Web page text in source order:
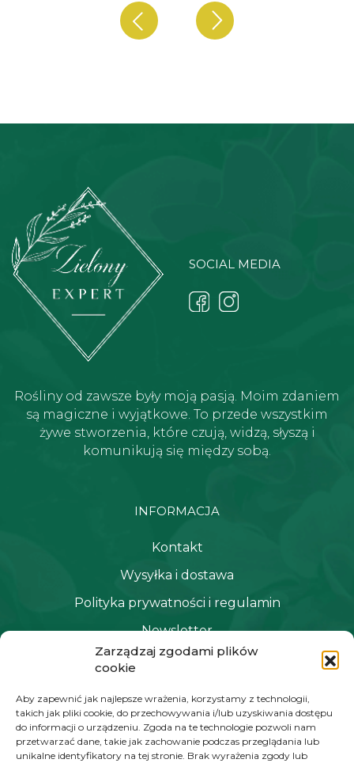
Zarządzaj zgodami plików
cookie
Aby zapewnić jak najlepsze wrażenia, korzystamy z technologii,
takich jak pliki cookie, do przechowywania i/lub uzyskiwania dostępu
do informacji o urządzeniu. Zgoda na te technologie pozwoli nam
przetwarzać dane, takie jak zachowanie podczas przeglądania lub
unikalne identyfikatory na tej stronie. Brak wyrażenia zgody lub
SOCIAL MEDIA
Rośliny od zawsze były moją pasją. Moim zdaniem
są magiczne i wyjątkowe. To przede wszystkim
żywe stworzenia, które czują, widzą, słyszą i
komunikują się między sobą.
INFORMACJA
Kontakt
Wysyłka i dostawa
Polityka prywatności i regulamin
Newsletter
Moje konto
Koszyk